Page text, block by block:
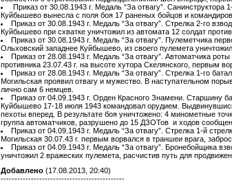
Приказ от 30.08.1943 г. Медаль “За отвагу”.
Куйбышево вынесла с поля боя 17 раненых бойцов и командиров.
Приказ от 30.08.1943 г. Медаль “За отвагу”. Стрелка 2-го
Куйбышево при схватке уничтожил из автомата 12 солдат
Приказ от 30.08.1943 г. Медаль “За отвагу”. Пулеметчика
Ольховский западнее Куйбышево, из своего пулемета
Приказ от 28.08.1943 г. Медаль “За отвагу”. Автоматчика
противника 23.07.43 г. на высоте хутора Скелянского, первым
Приказ от 28.08.1943 г. Медаль “За отвагу”. Стрелка 1-го
Могильская проявил отвагу и мужество. В наступательном
лично сам 6 немцев.
Приказ от 04.09.1943 г. Орден Красного Знамени. Старшину
Куйбышево 17-18 июля 1943 командовал орудием.
пехоты вперед. В результате боя уничтожено: 4 минометные
группа автоматчиков, разрушено до 15 ДЗОТов и ходов
Приказ от 04.09.1943 г. Медаль “За отвагу”. Стрелка 1-й
Могильская 30.07.43 г. первым ворвался в траншеи врага,
Приказ от 04.09.1943 г. Медаль “За отвагу”. Бронебойщика
уничтожил 2 вражеских пулемета, расчистив путь для
Добавлено (17.08.2013, 20:40)
---------------------------------------------